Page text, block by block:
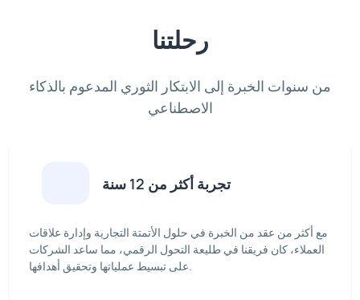
رحلتنا
من سنوات الخبرة إلى الابتكار الثوري المدعوم بالذكاء
الاصطناعي
تجربة أكثر من 12 سنة
مع أكثر من عقد من الخبرة في حلول الأتمتة التجارية وإدارة علاقات
العملاء، كان فريقنا في طليعة التحول الرقمي، مما ساعد الشركات
على تبسيط عملياتها وتحقيق أهدافها.